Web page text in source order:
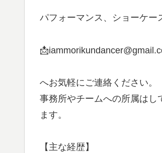
パフォーマンス、ショーケー
へお気軽にご連絡ください。
事務所やチームへの所属はし
ます。
【主な経歴】